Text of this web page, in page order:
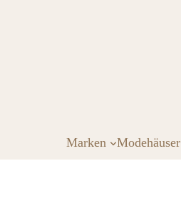
Marken Modehäuser